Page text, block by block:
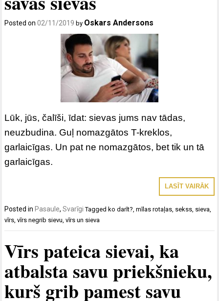
Posted on02/11/2019 by Oskars Andersons
Lūk, jūs, čalīši, īdat: sievas jums nav tādas,
neuzbudina. Guļ nomazgātos T-kreklos,
garlaicīgas. Un pat ne nomazgātos, bet tik un tā
garlaicīgas.
LASĪT VAIRĀK
Posted in Pasaule,Svarīgi Tagged ko darīt?,mīlas rotaļas, sekss, sieva,
vīrs,vīrs negrib sievu,vīrs un sieva
Vīrs pateica sievai, ka
atbalsta savu priekšnieku,
kurš grib pamest savu